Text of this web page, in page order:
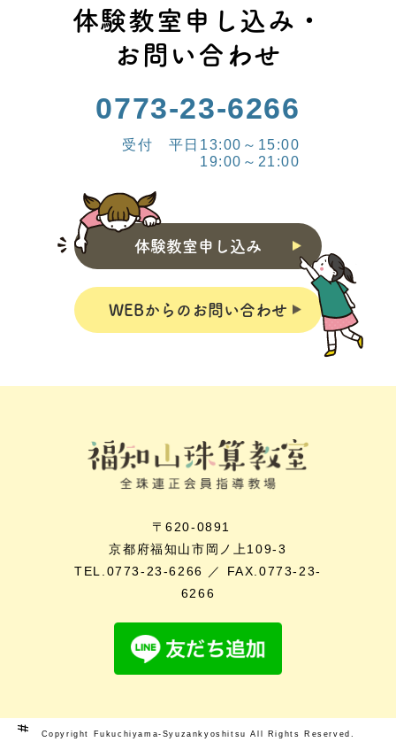
体験教室申し込み・
お問い合わせ
0773-23-6266
受付 平日13:00～15:00
19:00～21:00
体験教室申し込み
WEBからのお問い合わせ
〒620-0891
京都府福知山市岡ノ上109-3
TEL.0773-23-6266 ／ FAX.0773-23-
6266
Copyright Fukuchiyama-Syuzankyoshitsu All Rights Reserved.